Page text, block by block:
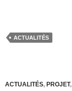
ACTUALITÉS
ACTUALITÉS, PROJET,